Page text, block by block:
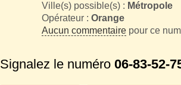
Ville(s) possible(s) : Métropole
Opérateur : Orange
Aucun commentairepour ce
Signalez le numéro 06-83-52-